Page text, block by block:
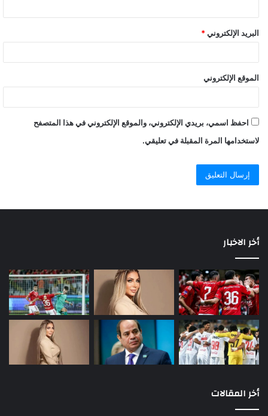
البريد الإلكتروني *
الموقع الإلكتروني
احفظ اسمي، بريدي الإلكتروني، والموقع الإلكتروني في هذا المتصفح
لاستخدامها المرة المقبلة في تعليقي.
أخر الاخبار
أخر المقالات